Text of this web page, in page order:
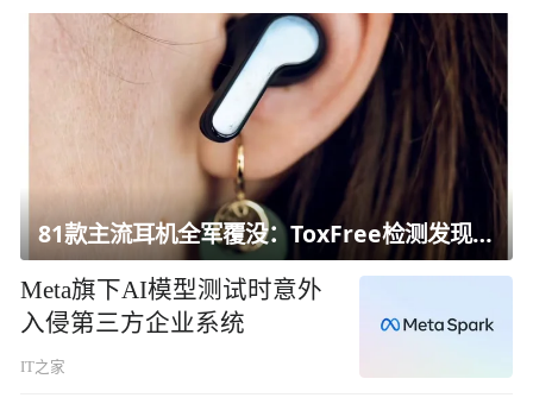
81款主流耳机全军覆没：ToxFree检测发现均含对人体有害化学物质
Meta旗下AI模型测试时意外
入侵第三方企业系统
IT之家